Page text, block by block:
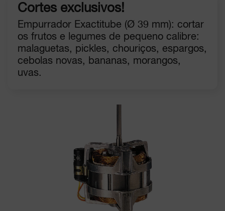
Cortes exclusivos!
Empurrador Exactitube (Ø 39 mm): cortar
os frutos e legumes de pequeno calibre:
malaguetas, pickles, chouriços, espargos,
cebolas novas, bananas, morangos,
uvas.